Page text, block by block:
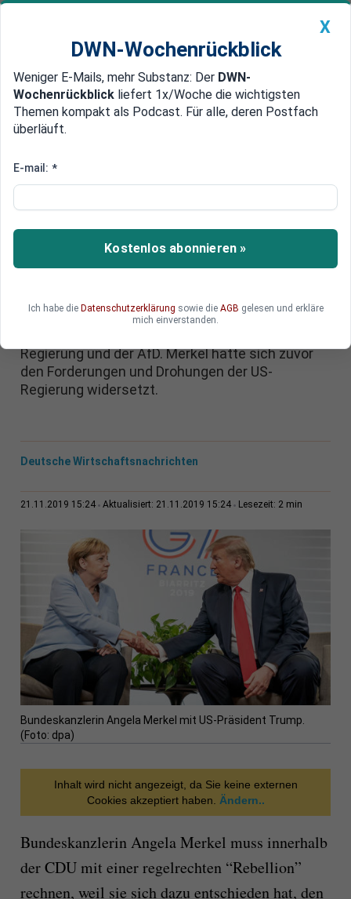
Newsticker MEIN DWN: Geldanlage Premium
Edelmetalle DWN-Magazin China
Fall Huawei: Merkel widersteht
folgt Palastrevolte von CDU-
Abgeordneten
Huawei nicht am Ausbau des 5G-Netzes zu
Regierung und der AfD. Merkel hatte sich zuvor
den Forderungen und Drohungen der US-
Regierung widersetzt.
Deutsche Wirtschaftsnachrichten
21.11.2019 15:24 Aktualisiert: 21.11.2019 15:24 Lesezeit: 2 min
Bundeskanzlerin Angela Merkel mit US-Präsident Trump.
(Foto: dpa)
Inhalt wird nicht angezeigt, da Sie keine externen
Cookies akzeptiert haben.
Ändern..
Bundeskanzlerin Angela Merkel muss innerhalb
der CDU mit einer regelrechten “Rebellion”
rechnen, weil sie sich dazu entschieden hat, den
X
DWN-Wochenrückblick
Weniger E-Mails, mehr Substanz: Der DWN-
Wochenrückblick liefert 1x/Woche die wichtigsten
Themen kompakt als Podcast. Für alle, deren Postfach
überläuft.
E-mail: *
Kostenlos abonnieren »
Ich habe die Datenschutzerklärung sowie die AGB gelesen und erkläre
mich einverstanden.